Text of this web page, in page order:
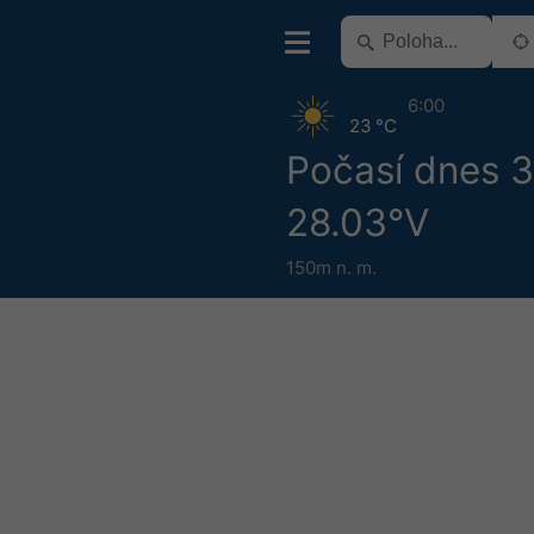
Počasí dnes
28.03°V
150m n. m.
23 °C
6:00